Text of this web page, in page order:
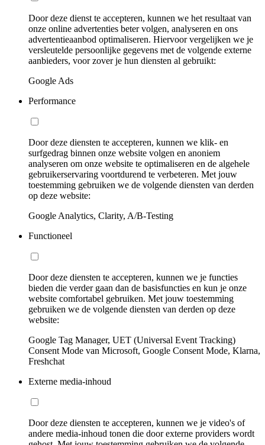
Door deze dienst te accepteren, kunnen we het resultaat van
onze online advertenties beter volgen, analyseren en ons
advertentieaanbod optimaliseren. Hiervoor vergelijken we je
versleutelde persoonlijke gegevens met de volgende externe
aanbieders, voor zover je hun diensten al gebruikt:
Google Ads
Performance
Door deze diensten te accepteren, kunnen we klik- en
surfgedrag binnen onze website volgen en anoniem
analyseren om onze website te optimaliseren en de algehele
gebruikerservaring voortdurend te verbeteren. Met jouw
toestemming gebruiken we de volgende diensten van derden
op deze website:
Google Analytics, Clarity, A/B-Testing
Functioneel
Door deze diensten te accepteren, kunnen we je functies
bieden die verder gaan dan de basisfuncties en kun je onze
website comfortabel gebruiken. Met jouw toestemming
gebruiken we de volgende diensten van derden op deze
website:
Google Tag Manager, UET (Universal Event Tracking)
Consent Mode van Microsoft, Google Consent Mode, Klarna,
Freshchat
Externe media-inhoud
Door deze diensten te accepteren, kunnen we je video's of
andere media-inhoud tonen die door externe providers wordt